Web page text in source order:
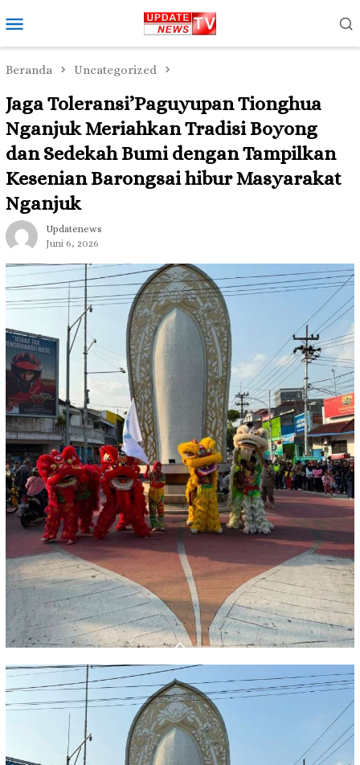
ke
Mobile
Beranda Uncategorized
Jaga Toleransi’Paguyupan Tionghua
Nganjuk Meriahkan Tradisi Boyong
dan Sedekah Bumi dengan Tampilkan
Kesenian Barongsai hibur Masyarakat
Nganjuk
Updatenews
Juni 6, 2026